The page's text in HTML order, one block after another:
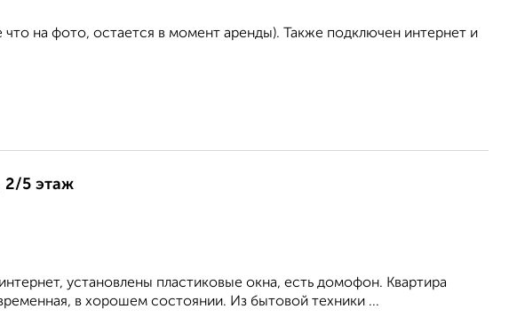
на фото, остается в момент аренды). Также подключен интернет и
2/5 этаж
установлены пластиковые окна, есть домофон. Квартира
в хорошем состоянии. Из бытовой техники ...